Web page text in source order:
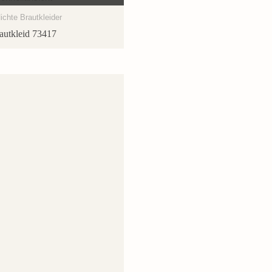
Brautkleider
73417